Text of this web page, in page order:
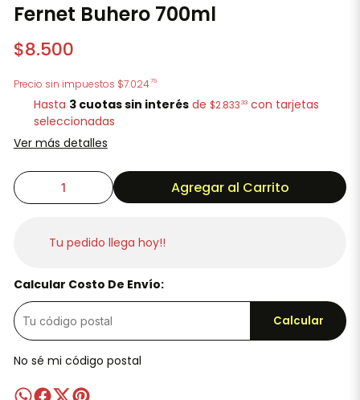
Fernet Buhero 700ml
$8.500
Precio sin impuestos $7.02479
Hasta 3 cuotas sin interés de $2.83333 con tarjetas
seleccionadas
Ver más detalles
Agregar al Carrito
Tu pedido llega hoy!!
Calcular Costo De Envío:
Calcular
No sé mi código postal